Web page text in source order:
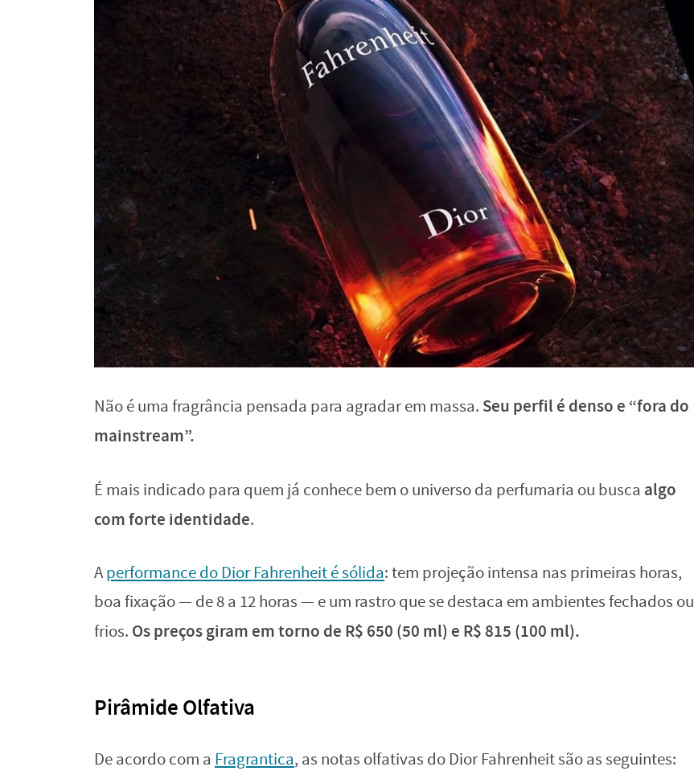
Não é uma fragrância pensada para agradar em massa. Seu perfil é denso e “fora do
mainstream”.
É mais indicado para quem já conhece bem o universo da perfumaria ou busca algo
com forte identidade.
Aperformance do Dior Fahrenheit é sólida: tem projeção intensa nas primeiras horas,
boa fixação — de 8 a 12 horas — e um rastro que se destaca em ambientes fechados ou
frios. Os preços giram em torno de R$ 650 (50 ml) e R$ 815 (100 ml).
Pirâmide Olfativa
De acordo com a Fragrantica, as notas olfativas do Dior Fahrenheit são as seguintes: